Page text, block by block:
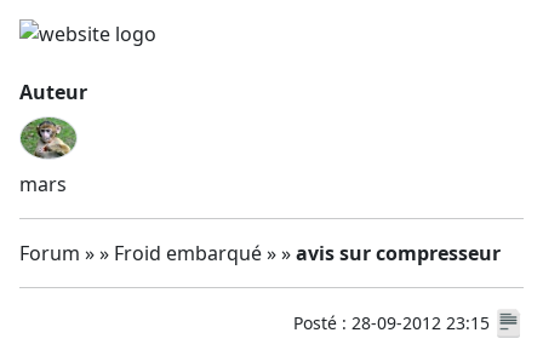
Auteur
mars
Forum » » Froid embarqué » »avis sur compresseur
Posté : 28-09-2012 23:15